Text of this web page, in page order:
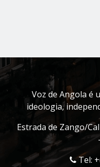
Voz de Angola é
ideologia,
Estrada de Zango/
Tel: